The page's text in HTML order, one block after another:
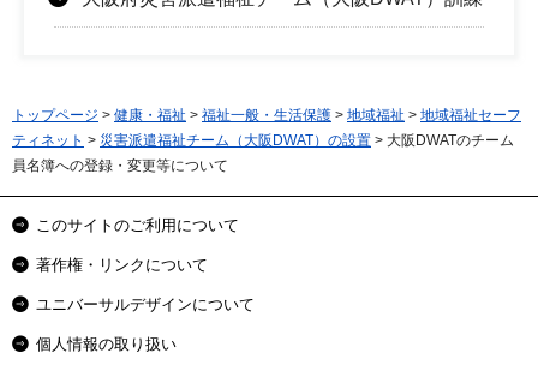
トップページ > 健康・福祉 > 福祉一般・生活保護 > 地域福祉 > 地域福祉セーフ
ティネット > 災害派遣福祉チーム（大阪DWAT）の設置 > 大阪DWATのチーム
員名簿への登録・変更等について
このサイトのご利用について
著作権・リンクについて
ユニバーサルデザインについて
個人情報の取り扱い